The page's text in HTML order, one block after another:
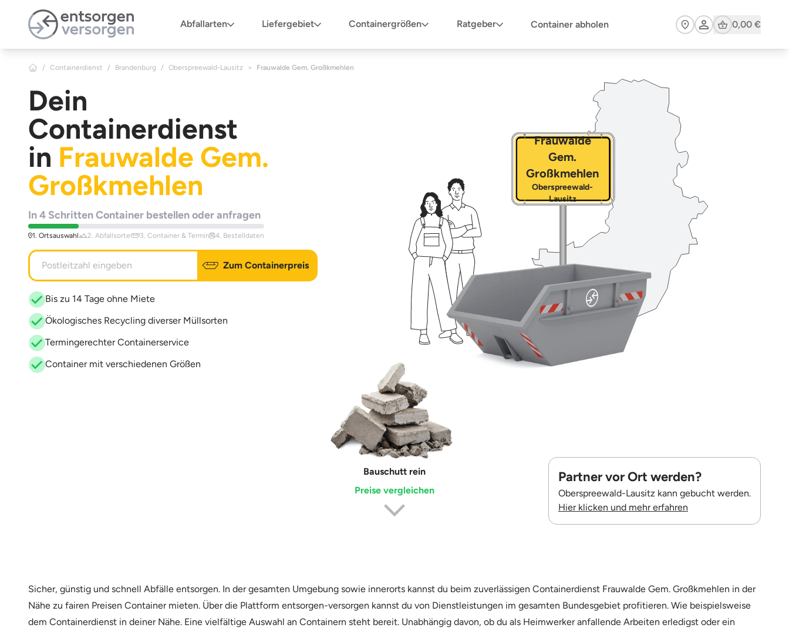
Abfallarten
Liefergebiet Containergrößen Ratgeber Container abholen Cart0,00 €
/ Containerdienst / Brandenburg / Oberspreewald-Lausitz > Frauwalde Gem. Großkmehlen
Dein
Containerdienst
in Frauwalde Gem.
Großkmehlen
In 4 Schritten Container bestellen oder anfragen
1. Ortsauswahl 2. Abfallsorte 3. Container & Termin 4. Bestelldaten
Zum Containerpreis
Bis zu 14 Tage ohne Miete
Ökologisches Recycling diverser Müllsorten
Termingerechter Containerservice
Container mit verschiedenen Größen
Frauwalde
Gem.
Großkmehlen
Oberspreewald-
Lausitz
Erdaushub
Preise vergleichen
Partner vor Ort werden?
Oberspreewald-Lausitz kann gebucht werden.
Hier klicken und mehr erfahren
Sicher, günstig und schnell Abfälle entsorgen. In der gesamten Umgebung sowie innerorts kannst du beim zuverlässigen Containerdienst Frauwalde Gem. Großkmehlen in der
Nähe zu fairen Preisen Container mieten. Über die Plattform entsorgen-versorgen kannst du von Dienstleistungen im gesamten Bundesgebiet profitieren. Wie beispielsweise
dem Containerdienst in deiner Nähe. Eine vielfältige Auswahl an Containern steht bereit. Unabhängig davon, ob du als Heimwerker anfallende Arbeiten erledigst oder ein